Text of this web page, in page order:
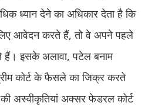
ध्यान देने का अधिकार देता है कि
आवेदन करते हैं, तो वे अपने पहले
हैं। इसके अलावा, पटेल बनाम
कोर्ट के फैसले का जिक्र करते
अस्वीकृतियां अक्सर फेडरल कोर्ट